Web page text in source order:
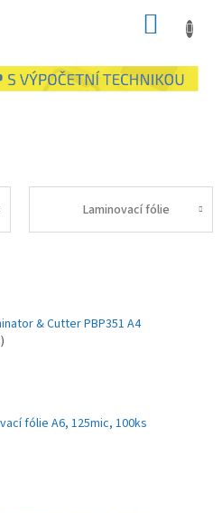
Laminovací fólie
& Cutter PBP351 A4
fólie A6, 125mic, 100ks